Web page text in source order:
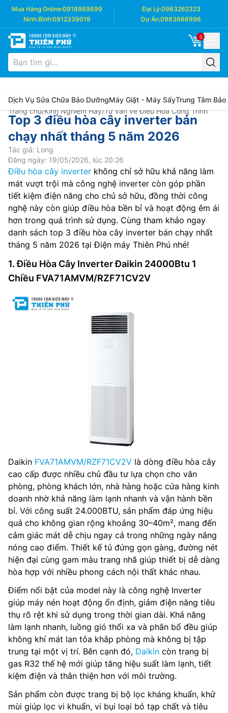
Mua Hàng Online:0918969699 Đại Lý:0983262323
Ninh Bình:0912339019 Dự Án:0983666996
0
Dịch Vụ Sửa Chữa Bảo DưỡngMáy Giặt - Máy SấyTrung Tâm Bảo
Trang chủ/Kinh Nghiệm Hay/Tư vấn về Điều Hòa Công Trình
Top 3 điều hòa cây inverter bán
chạy nhất tháng 5 năm 2026
Tác giả: Long
Đăng ngày: 19/05/2026, lúc 20:26
Điều hòa cây inverter không chỉ sở hữu khả năng làm
mát vượt trội mà công nghệ inverter còn góp phần
tiết kiệm điện năng cho chủ sở hữu, đồng thời công
nghệ này còn giúp điều hòa bền bỉ và hoạt động êm ái
hơn trong quá trình sử dụng. Cùng tham khảo ngay
danh sách top 3 điều hòa cây inverter bán chạy nhất
tháng 5 năm 2026 tại Điện máy Thiên Phú nhé!
1. Điều Hòa Cây Inverter Đaikin 24000Btu 1
Chiều FVA71AMVM/RZF71CV2V
Daikin FVA71AMVM/RZF71CV2V là dòng điều hòa cây
cao cấp được nhiều chủ đầu tư lựa chọn cho văn
phòng, phòng khách lớn, nhà hàng hoặc cửa hàng kinh
doanh nhờ khả năng làm lạnh nhanh và vận hành bền
bỉ. Với công suất 24.000BTU, sản phẩm đáp ứng hiệu
quả cho không gian rộng khoảng 30–40m², mang đến
cảm giác mát dễ chịu ngay cả trong những ngày nắng
nóng cao điểm. Thiết kế tủ đứng gọn gàng, đường nét
hiện đại cùng gam màu trang nhã giúp thiết bị dễ dàng
hòa hợp với nhiều phong cách nội thất khác nhau.
Điểm nổi bật của model này là công nghệ Inverter
giúp máy nén hoạt động ổn định, giảm điện năng tiêu
thụ rõ rệt khi sử dụng trong thời gian dài. Khả năng
làm lạnh nhanh, luồng gió thổi xa và phân bổ đều giúp
không khí mát lan tỏa khắp phòng mà không bị tập
trung tại một vị trí. Bên cạnh đó, Daikin còn trang bị
gas R32 thế hệ mới giúp tăng hiệu suất làm lạnh, tiết
kiệm điện và thân thiện hơn với môi trường.
Sản phẩm còn được trang bị bộ lọc kháng khuẩn, khử
mùi giúp lọc vi khuẩn, vi bụi loại bỏ tạp chất và tiêu